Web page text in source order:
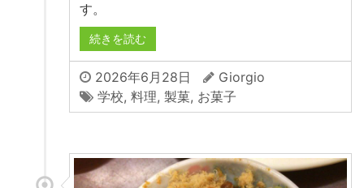
す。
続きを読む
2026年6月28日
Giorgio
学校, 料理, 製菓, お菓子